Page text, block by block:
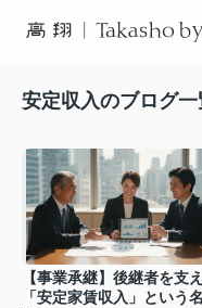
安定収入のブログ一
【事業承継】後継者を支
「安定家賃収入」という